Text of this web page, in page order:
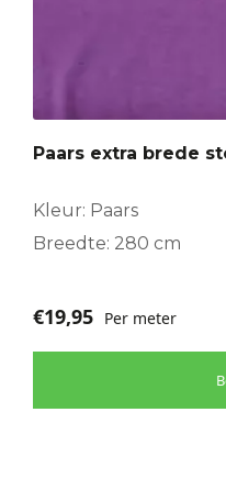
Paars extra brede
Kleur: Paars
Breedte: 280 cm
€19,95 Per meter